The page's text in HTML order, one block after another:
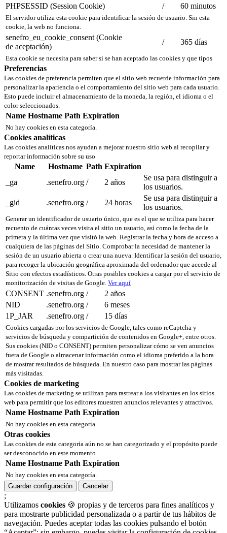
PHPSESSID (Session Cookie)
/ 60 minutos
El servidor utiliza esta cookie para identificar la sesión de usuario. Sin esta
cookie, la web no funciona.
senefro_eu_cookie_consent (Cookie
de aceptación)
/ 365 días
Esta cookie se necesita para saber si se han aceptado las cookies y que tipos
Preferencias
Las cookies de preferencia permiten que el sitio web recuerde información para
personalizar la apariencia o el comportamiento del sitio web para cada usuario.
Esto puede incluir el almacenamiento de la moneda, la región, el idioma o el
color seleccionados.
Name Hostname Path Expiration
No hay cookies en esta categoría.
Cookies analíticas
Las cookies analíticas nos ayudan a mejorar nuestro sitio web al recopilar y
reportar información sobre su uso
Name Hostname Path Expiration
_ga
.senefro.org / 2 años
Se usa para distinguir a
los usuarios.
_gid
.senefro.org / 24 horas
Se usa para distinguir a
los usuarios.
Generar un identificador de usuario único, que es el que se utiliza para hacer
recuento de cuántas veces visita el sitio un usuario, así como la fecha de la
primera y la última vez que visitó la web. Registrar la fecha y hora de acceso a
cualquiera de las páginas del Sitio. Comprobar la necesidad de mantener la
sesión de un usuario abierta o crear una nueva. Identificar la sesión del usuario,
para recoger la ubicación geográfica aproximada del ordenador que accede al
Sitio con efectos estadísticos. Otras posibles cookies a cargar por el servicio de
monitorización de visitas de Google. Ver aquí
CONSENT .senefro.org /
2 años
NID
.senefro.org /
6 meses
1P_JAR
.senefro.org / 15 días
Cookies cargadas por los servicios de Google, tales como reCaptcha y
servicios de búsqueda y compartición de contenidos en Google+, entre otros.
Sus cookies (NID o CONSENT) permiten personalizar cómo se ven anuncios
fuera de Google o almacenar información como el idioma preferido a la hora
de mostrar resultados de búsqueda. En nuestro caso para mostrar las páginas
más visitadas.
Cookies de marketing
Las cookies de marketing se utilizan para rastrear a los visitantes en los sitios
web para permitir que los editores muestren anuncios relevantes y atractivos.
Name Hostname Path Expiration
No hay cookies en esta categoría.
Otras cookies
Las cookies de esta categoría aún no se han categorizado y el propósito puede
ser desconocido en este momento
Name Hostname Path Expiration
No hay cookies en esta categoría.
Guardar configuración
Cancelar
;
Utilizamos cookies 🍪 propias y de terceros para fines analíticos y
para mostrarte publicidad personalizada o a partir de tus hábitos de
navegación. Puedes aceptar todas las cookies pulsando el botón